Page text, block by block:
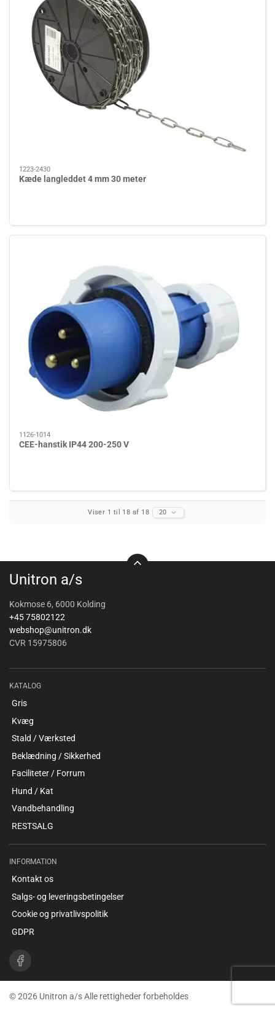
1223-2430
Kæde langleddet 4 mm 30 meter
1126-1014
CEE-hanstik IP44 200-250 V
Viser 1 til 18 af 18 20
Unitron a/s
Kokmose 6, 6000 Kolding
+45 75802122
webshop@unitron.dk
CVR 15975806
KATALOG
Gris
Kvæg
Stald / Værksted
Beklædning / Sikkerhed
Faciliteter / Forrum
Hund / Kat
Vandbehandling
RESTSALG
INFORMATION
Kontakt os
Salgs- og leveringsbetingelser
Cookie og privatlivspolitik
GDPR
© 2026 Unitron a/s Alle rettigheder forbeholdes